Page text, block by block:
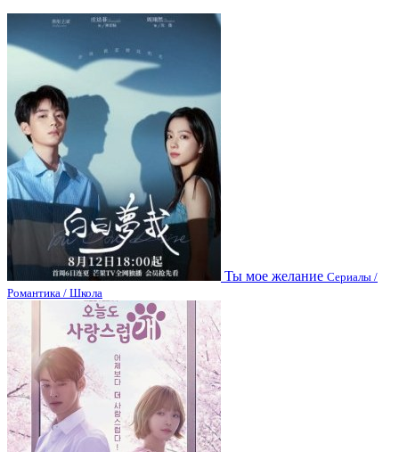
Ты мое желание Сериалы /
Романтика / Школа